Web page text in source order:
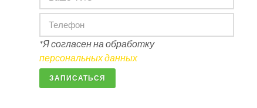
*Я согласен на обработку
персональных данных
ЗАПИСАТЬСЯ